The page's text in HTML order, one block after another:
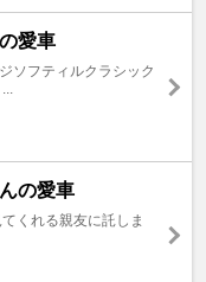
愛車
ソフティルクラシック
の愛車
くれる親友に託しま